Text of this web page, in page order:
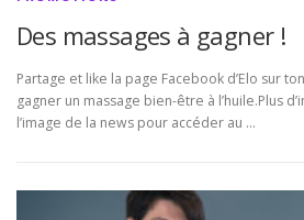
Des massages à gagner !
Partage et like la page Facebook d’Elo sur
gagner un massage bien-être à l’huile.Plus
l’image de la news pour accéder au …